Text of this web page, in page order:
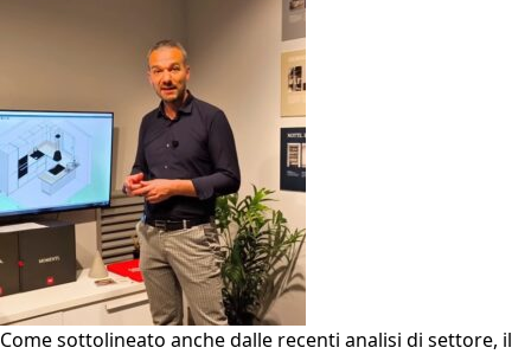
Come sottolineato anche dalle recenti analisi di settore, il